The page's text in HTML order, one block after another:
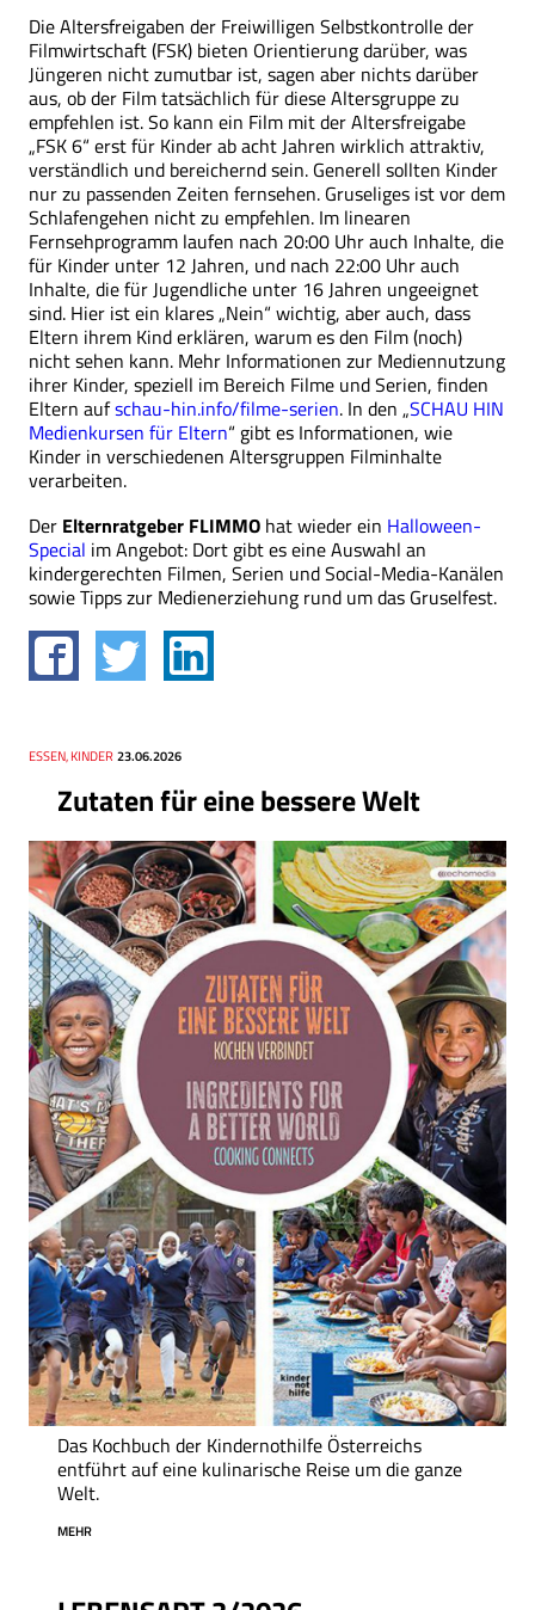
Die Altersfreigaben der Freiwilligen Selbstkontrolle der
Filmwirtschaft (FSK) bieten Orientierung darüber, was
Jüngeren nicht zumutbar ist, sagen aber nichts darüber
aus, ob der Film tatsächlich für diese Alters­gruppe zu
empfehlen ist. So kann ein Film mit der Altersfreigabe
„FSK 6“ erst für Kinder ab acht Jahren wirklich attraktiv,
verständlich und bereichernd sein. Generell sollten Kinder
nur zu passenden Zeiten fernsehen. Gruseliges ist vor dem
Schlafengehen nicht zu empfehlen. Im linearen
Fernsehprogramm laufen nach 20:00 Uhr auch Inhalte, die
für Kinder unter 12 Jahren, und nach 22:00 Uhr auch
Inhalte, die für Jugendliche unter 16 Jahren ungeeignet
sind. Hier ist ein klares „Nein“ wichtig, aber auch, dass
Eltern ihrem Kind erklären, warum es den Film (noch)
nicht sehen kann. Mehr Informationen zur Mediennutzung
ihrer Kinder, speziell im Bereich Filme und Serien, finden
Eltern aufschau-hin.info/filme-serien. In den „SCHAU HIN
Medienkursen für Eltern“ gibt es Informationen, wie
Kinder in verschiedenen Altersgruppen Filminhalte
verarbeiten.
Der Elternratgeber FLIMMO hat wieder ein Halloween-
Special im Angebot: Dort gibt es eine Auswahl an
kindergerechten Filmen, Serien und Social-Media-Kanälen
sowie Tipps zur Medienerziehung rund um das Gruselfest.
Zutaten für eine bessere Welt
Thema
ESSEN, KINDER
Datum 23.06.2026
Das Kochbuch der Kindernothilfe Österreichs
entführt auf eine kulinarische Reise um die ganze
Welt.
MEHR